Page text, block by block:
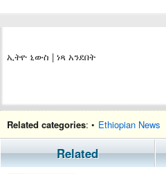
ኢትዮ ኒውስ | ነጻ አንደበት
Related categories: • Ethiopian News
Related